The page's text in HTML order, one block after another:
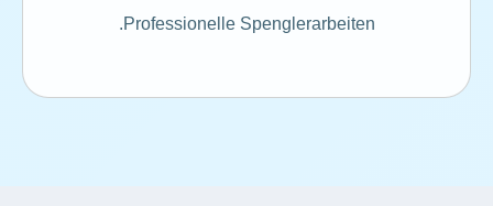
Professionelle Spenglerarbeiten.